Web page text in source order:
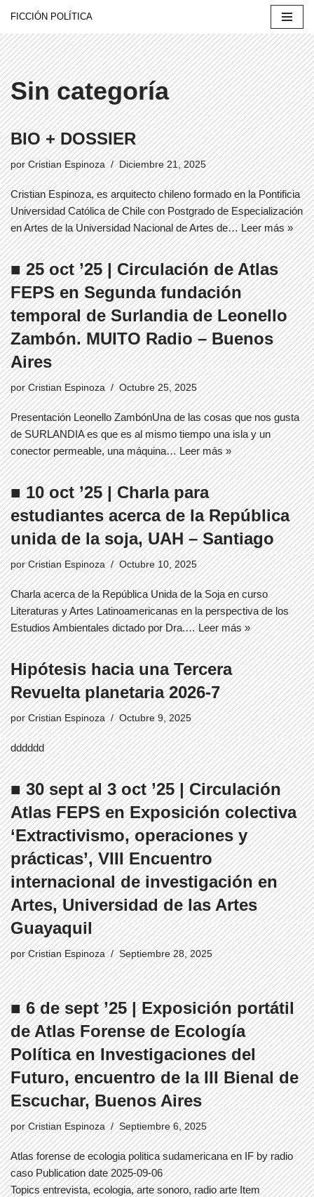
Saltar
al
contenido
FICCIÓN POLÍTICA
Sin categoría
BIO + DOSSIER
porCristian Espinoza Diciembre 21, 2025
Cristian Espinoza, es arquitecto chileno formado en la Pontificia
Universidad Católica de Chile con Postgrado de Especialización
en Artes de la Universidad Nacional de Artes de…Leer más »
■ 25 oct ’25 | Circulación de Atlas
FEPS en Segunda fundación
temporal de Surlandia de Leonello
Zambón. MUITO Radio – Buenos
Aires
porCristian Espinoza Octubre 25, 2025
Presentación Leonello ZambónUna de las cosas que nos gusta
de SURLANDIA es que es al mismo tiempo una isla y un
conector permeable, una máquina…Leer más »
■ 10 oct ’25 | Charla para
estudiantes acerca de la República
unida de la soja, UAH – Santiago
porCristian Espinoza Octubre 10, 2025
Charla acerca de la República Unida de la Soja en curso
Literaturas y Artes Latinoamericanas en la perspectiva de los
Estudios Ambientales dictado por Dra.…Leer más »
Hipótesis hacia una Tercera
Revuelta planetaria 2026-7
porCristian Espinoza Octubre 9, 2025
dddddd
■ 30 sept al 3 oct ’25 | Circulación
Atlas FEPS en Exposición colectiva
‘Extractivismo, operaciones y
prácticas’, VIII Encuentro
internacional de investigación en
Artes, Universidad de las Artes
Guayaquil
porCristian Espinoza Septiembre 28, 2025
■ 6 de sept ’25 | Exposición portátil
de Atlas Forense de Ecología
Política en Investigaciones del
Futuro, encuentro de la III Bienal de
Escuchar, Buenos Aires
porCristian Espinoza Septiembre 6, 2025
Atlas forense de ecologia politica sudamericana en IF by radio
caso Publication date 2025-09-06
Topics entrevista, ecologia, arte sonoro, radio arte Item